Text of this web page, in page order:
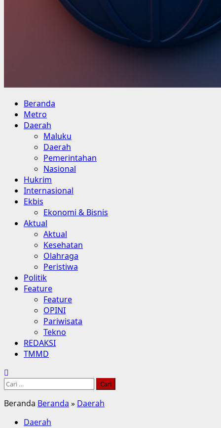
Primary
Menu
Beranda
Metro
Daerah
Maluku
Daerah
Pemerintahan
Nasional
Hukrim
Internasional
Ekbis
Ekonomi & Bisnis
Aktual
Aktual
Kesehatan
Olahraga
Peristiwa
Politik
Feature
Feature
OPINI
Pariwisata
Tekno
REDAKSI
TMMD
Cari
Beranda Beranda » Daerah
Daerah